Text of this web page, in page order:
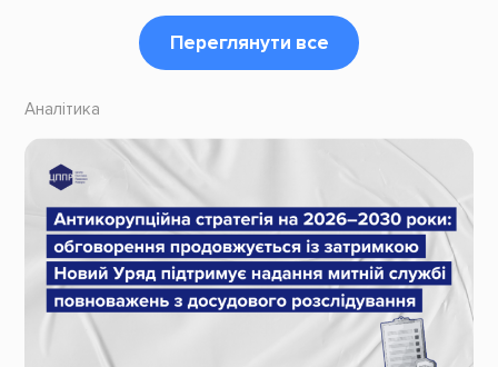
Переглянути все
Аналітика